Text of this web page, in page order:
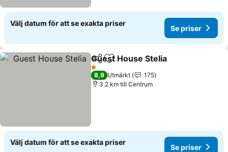
Välj datum för att se exakta priser
Se priser
Dela Lägg till i Mina Favoriter
Guest House Stelia
1 Stjärnor
8,9 Utmärkt
175
3.2 km till Centrum
Välj datum för att se exakta priser
Se priser